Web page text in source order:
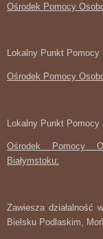
Ośrodek Pomocy
Lokalny Punkt
Ośrodek Pomocy
Lokalny Punkt
Ośrodek Pomocy
Białymstoku:
Zawiesza działalność
Bielsku Podlaskim,